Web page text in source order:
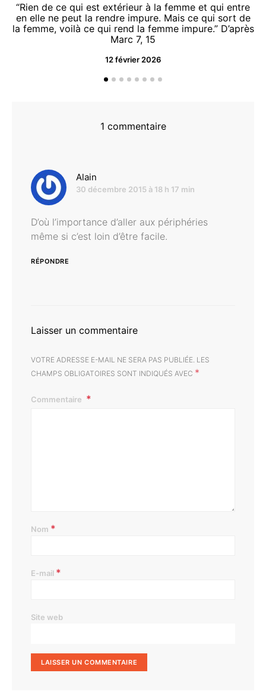
“Rien de ce qui est extérieur à la femme et qui entre
en elle ne peut la rendre impure. Mais ce qui sort de
la femme, voilà ce qui rend la femme impure.” D’après
Marc 7, 15
12 février 2026
1 commentaire
Alain
30 décembre 2015 à 18 h 17 min
D’où l’importance d’aller aux périphéries
même si c’est loin d’être facile.
RÉPONDRE
Laisser un commentaire
VOTRE ADRESSE E-MAIL NE SERA PAS PUBLIÉE. LES
CHAMPS OBLIGATOIRES SONT INDIQUÉS AVEC *
Commentaire
Nom *
E-mail *
Site web